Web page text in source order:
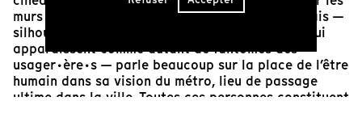
murs derrière les bancs installés le long des quais —
silhouettes décolorées étrangement humaines qui
apparaissent comme autant de fantômes des
usager·ère·s — parle beaucoup sur la place de l’être
humain dans sa vision du métro, lieu de passage
ultime dans la ville. Toutes ces personnes constituent